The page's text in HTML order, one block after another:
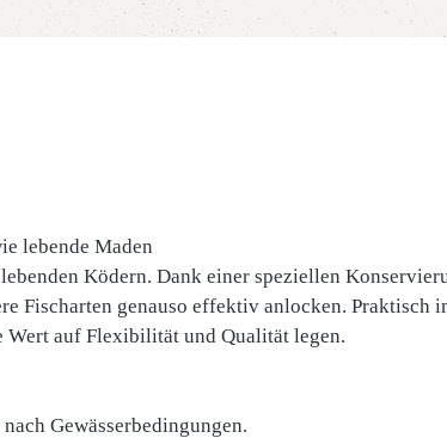
lebende Maden
Ködern. Dank einer speziellen
Fischarten genauso effektiv anlocken. Praktisch
auf Flexibilität und Qualität legen.
Gewässerbedingungen.